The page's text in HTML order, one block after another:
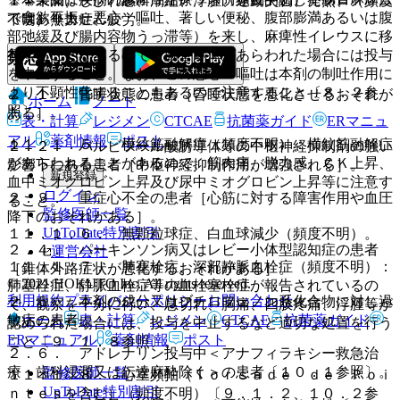
不明）無力症、疲労。
禁忌
２．１． 昏睡状態の患者［昏睡状態を悪化させるおそれが
ある］。
２．２． バルビツール酸誘導体等の中枢神経抑制剤の強い
影響下にある患者［中枢神経抑制作用が増強される］。
２．３． 重症心不全の患者［心筋に対する障害作用や血圧
降下のおそれがある］。
２．４． パーキンソン病又はレビー小体型認知症の患者
［錐体外路症状が悪化するおそれがある］。
２．５． 本剤の成分又はブチロフェノン系化合物に対し過
敏症の患者。
２．６． アドレナリン投与中＜アナフィラキシー救急治
療・歯科浸潤又は伝達麻酔除く＞の患者〔１０．１参照〕。
（食欲不振、悪心・嘔吐、著しい便秘、腹部膨満あるいは腹
部弛緩及び腸内容物うっ滞等）を来し、麻痺性イレウスに移
行することがあるので、腸管麻痺があらわれた場合には投与
を中止すること。なお、この悪心・嘔吐は本剤の制吐作用に
より不顕性化することもあるので注意すること〔８．２参
照〕。
１１．１．５． 横紋筋融解症（頻度不明）：横紋筋融解症
があらわれることがあるので、筋肉痛、脱力感、ＣＫ上昇、
血中ミオグロビン上昇及び尿中ミオグロビン上昇等に注意す
ること。
１１．１．６． 無顆粒球症、白血球減少（頻度不明）。
１１．１．７． 肺塞栓症、深部静脈血栓症（頻度不明）：
肺塞栓症、静脈血栓症等の血栓塞栓症が報告されているの
で、観察を十分に行い、息切れ、胸痛、四肢疼痛、浮腫等が
認められた場合には、投与を中止するなど適切な処置を行う
こと〔９．１．８参照〕。
１１．１．８． 心室頻拍（Ｔｏｒｓａｄｅ ｄｅ Ｐｏｉ
ｎｔｅｓを含む）（頻度不明）〔９．１．２、１０．２参
ではありません。
ホーム
ノート
表・計算
レジメン CTCAE 抗菌薬ガイド
ERマニュ
アル
薬剤情報 ポスト
新規登録
ログイン
監修医師一覧
UpToDate特別割引
運営会社
© 2021 HOKUTO Inc. All rights reserved.
利用規約プライバシーポリシーお問い合わせ
ホーム
表・計算 レジメン CTCAE
抗菌薬ガイド
ERマニュアル
薬剤情報 ポスト
監修医師一覧
UpToDate特別割引